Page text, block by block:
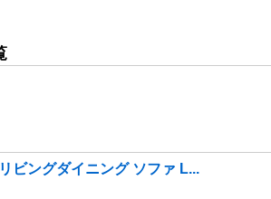
ビングダイニング ソファ L...